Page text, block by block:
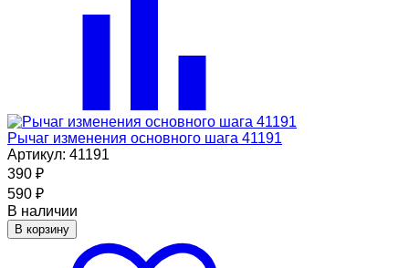
Рычаг изменения основного шага 41191
Артикул: 41191
390 ₽
590 ₽
В наличии
В корзину